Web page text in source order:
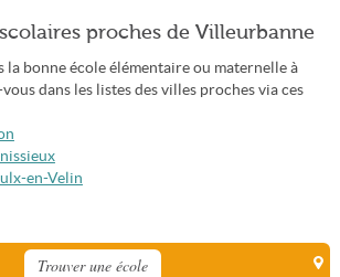
proches de Villeurbanne
la bonne école élémentaire ou maternelle à
dans les listes des villes proches via ces
en-Velin
Trouver une école